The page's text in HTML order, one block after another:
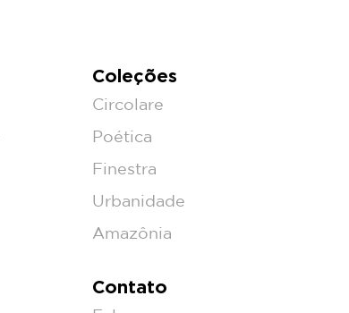
Coleções
Circolare
Poética
Finestra
Urbanidade
Amazônia
Contato